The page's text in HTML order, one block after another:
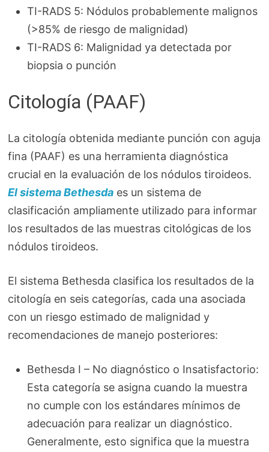
TI-RADS 5: Nódulos probablemente malignos
(>85% de riesgo de malignidad)
TI-RADS 6: Malignidad ya detectada por
biopsia o punción
Citología (PAAF)
La citología obtenida mediante punción con aguja
fina (PAAF) es una herramienta diagnóstica
crucial en la evaluación de los nódulos tiroideos.
El sistema Bethesda es un sistema de
clasificación ampliamente utilizado para informar
los resultados de las muestras citológicas de los
nódulos tiroideos.
El sistema Bethesda clasifica los resultados de la
citología en seis categorías, cada una asociada
con un riesgo estimado de malignidad y
recomendaciones de manejo posteriores:
Bethesda I – No diagnóstico o Insatisfactorio:
Esta categoría se asigna cuando la muestra
no cumple con los estándares mínimos de
adecuación para realizar un diagnóstico.
Generalmente, esto significa que la muestra